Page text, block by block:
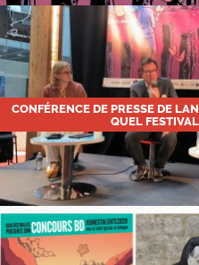
CONFÉRENCE DE PRESSE DE
QUEL